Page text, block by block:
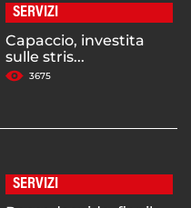
SERVIZI
Capaccio, investita
sulle stris...
3675
SERVIZI